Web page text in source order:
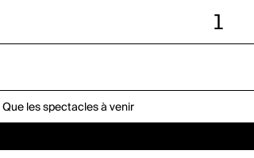
l
Que les spectacles à venir